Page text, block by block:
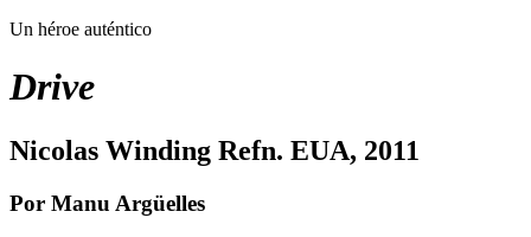
Un héroe auténtico
Drive
Nicolas Winding Refn. EUA, 2011
Por Manu Argüelles